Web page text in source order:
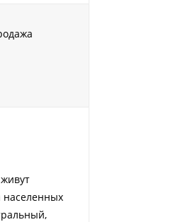
населенных